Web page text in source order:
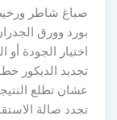
صباغ شاطر
اختيار الجودة
تجديد الديكور
عشان تطلع
تجدد صالة